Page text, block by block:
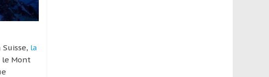
la
le Mont